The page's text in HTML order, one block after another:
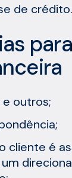
de crédito.
e outros;
cliente é